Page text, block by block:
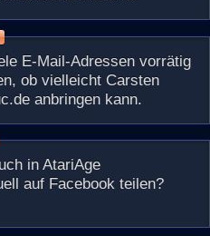
E-Mail-Adressen vorrätig
ob vielleicht Carsten
anbringen kann.
in AtariAge
auf Facebook teilen?